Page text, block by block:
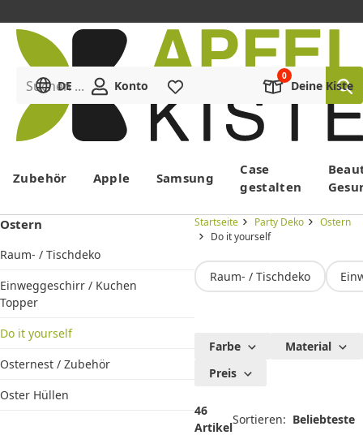
Menü
Suchen ...
DE Konto Deine Kiste
Zubehör Apple Samsung
Case
gestalten
Ostern
Raum- / Tischdeko
Einweggeschirr / Kuchen
Topper
Do it yourself
Osternest / Zubehör
Oster Hüllen
Startseite Party Deko
Ostern
Do it yourself
Raum- / Tischdeko
DIY
Farbe
Material
Preis
46
Artikel
Sortieren: